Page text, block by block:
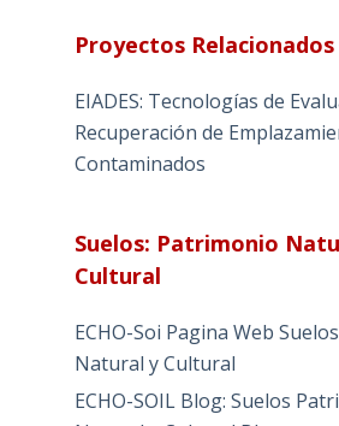
Proyectos Relacionados
EIADES: Tecnologías de
Recuperación de
Contaminados
Suelos: Patrimonio
Cultural
ECHO-Soi Pagina Web
Natural y Cultural
ECHO-SOIL Blog: Suelos